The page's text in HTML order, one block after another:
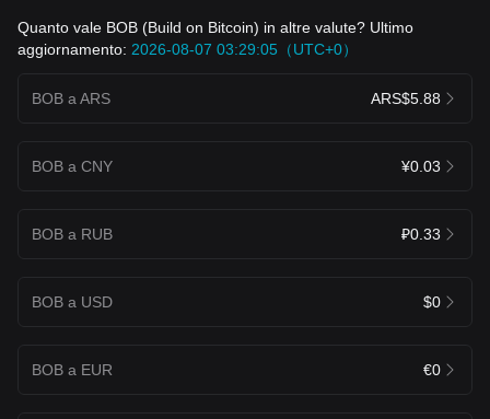
Quanto vale BOB (Build on Bitcoin) in altre valute? Ultimo
aggiornamento: 2026-08-07 03:29:05（UTC+0）
BOB a ARS ARS$5.88
BOB a CNY ¥0.03
BOB a RUB ₽0.33
BOB a USD $0
BOB a EUR €0